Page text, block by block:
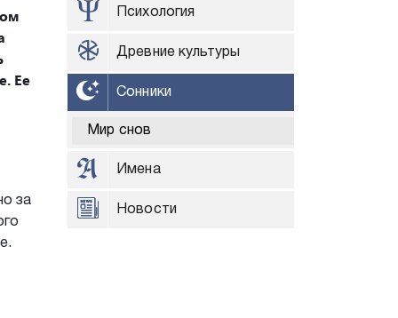
Ее
за
Психология
Древние культуры
Сонники
Мир снов
Имена
Новости